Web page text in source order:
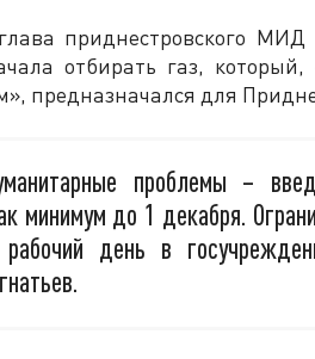
приднестровского МИД
отбирать газ, который,
предназначался для
проблемы –
минимум до 1 декабря.
день в